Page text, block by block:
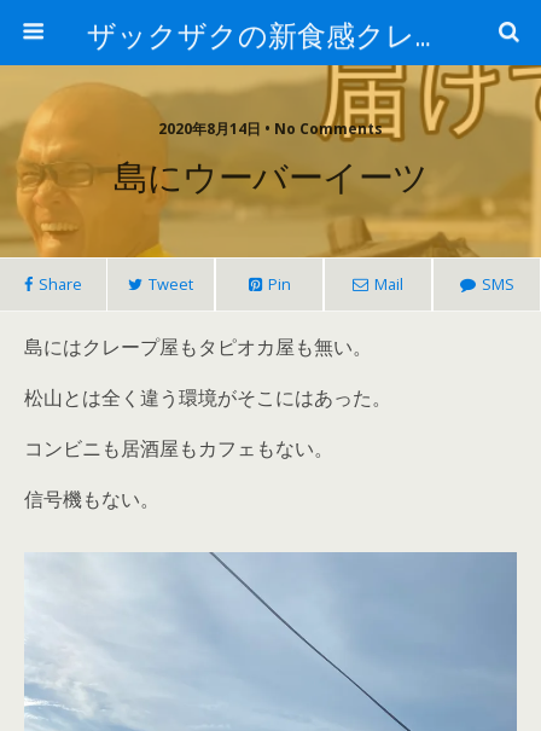
ザックザクの新食感クレープ|CREPE & CAFE Hi5
2020年8月14日 • No Comments
島にウーバーイーツ
Share Tweet Pin Mail SMS
島にはクレープ屋もタピオカ屋も無い。
松山とは全く違う環境がそこにはあった。
コンビニも居酒屋もカフェもない。
信号機もない。